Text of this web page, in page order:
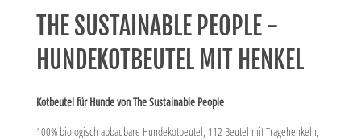
THE SUSTAINABLE PEOPLE -
HUNDEKOTBEUTEL MIT HENKEL
Kotbeutel für Hunde von The Sustainable People
100% biologisch abbaubare Hundekotbeutel, 112 Beutel mit Tragehenkeln,